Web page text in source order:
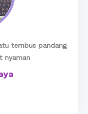
tembus pandang
nyaman